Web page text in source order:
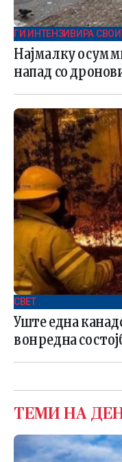
ГИ ИНТЕНЗИВИРА
Најмалку
напад со
СВЕТ .
Уште една
вонредна
ТЕМИ НА